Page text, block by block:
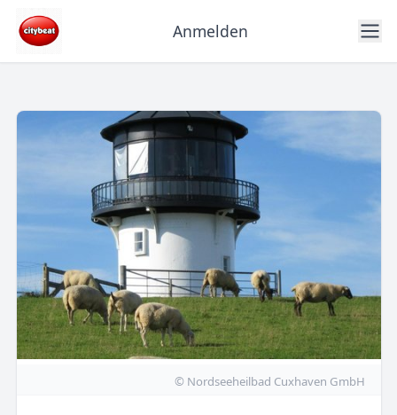
Anmelden
© Nordseeheilbad Cuxhaven GmbH